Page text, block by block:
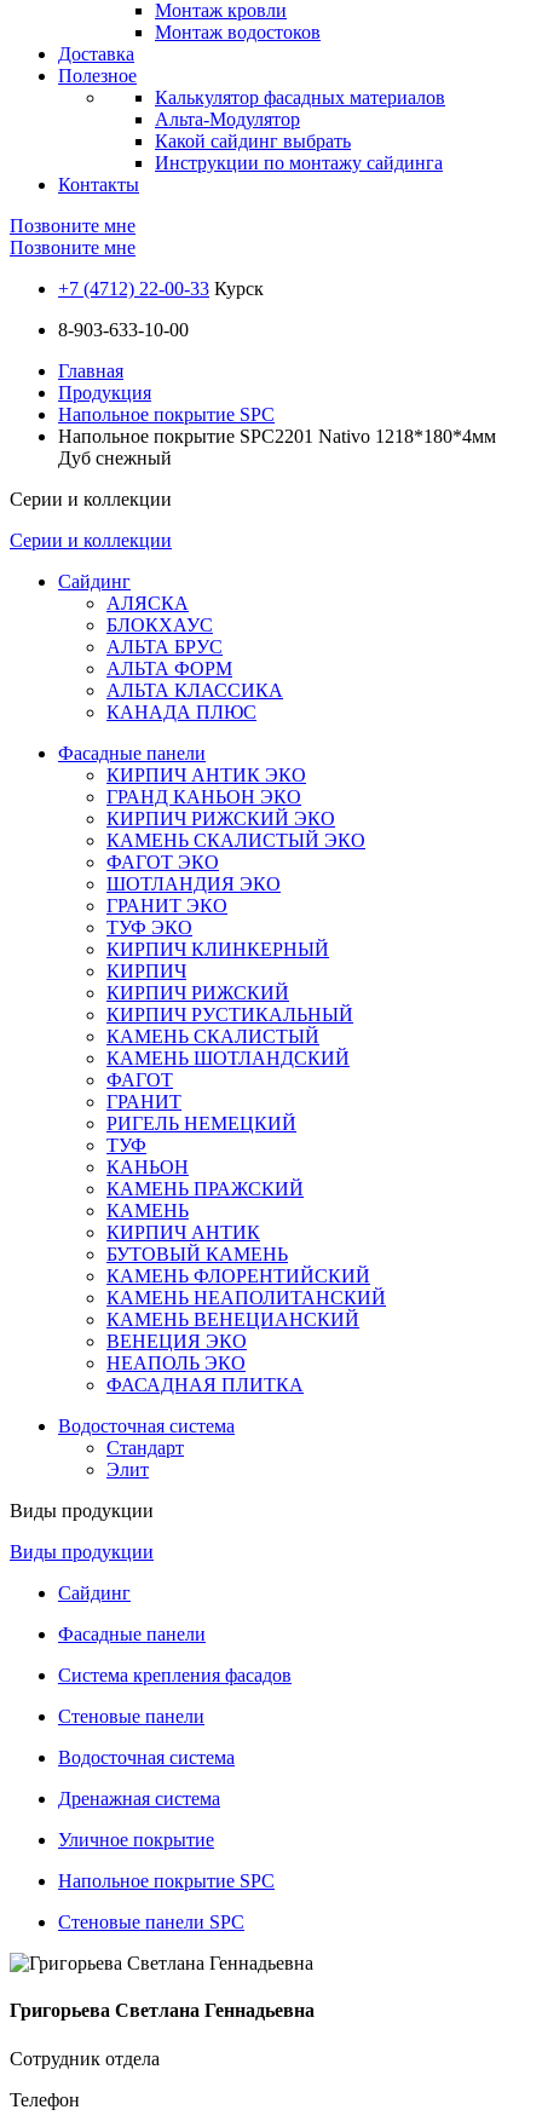
Монтаж кровли
Монтаж водостоков
Доставка
Полезное
Калькулятор фасадных материалов
Альта-Модулятор
Какой сайдинг выбрать
Инструкции по монтажу сайдинга
Контакты
Позвоните мне
Позвоните мне
+7 (4712) 22-00-33 Курск
8-903-633-10-00
Главная
Продукция
Напольное покрытие SPC
Напольное покрытие SPC2201 Nativo 1218*180*4мм
Дуб снежный
Серии и коллекции
Серии и коллекции
Сайдинг
АЛЯСКА
БЛОКХАУС
АЛЬТА БРУС
АЛЬТА ФОРМ
АЛЬТА КЛАССИКА
КАНАДА ПЛЮС
Фасадные панели
КИРПИЧ АНТИК ЭКО
ГРАНД КАНЬОН ЭКО
КИРПИЧ РИЖСКИЙ ЭКО
КАМЕНЬ СКАЛИСТЫЙ ЭКО
ФАГОТ ЭКО
ШОТЛАНДИЯ ЭКО
ГРАНИТ ЭКО
ТУФ ЭКО
КИРПИЧ КЛИНКЕРНЫЙ
КИРПИЧ
КИРПИЧ РИЖСКИЙ
КИРПИЧ РУСТИКАЛЬНЫЙ
КАМЕНЬ СКАЛИСТЫЙ
КАМЕНЬ ШОТЛАНДСКИЙ
ФАГОТ
ГРАНИТ
РИГЕЛЬ НЕМЕЦКИЙ
ТУФ
КАНЬОН
КАМЕНЬ ПРАЖСКИЙ
КАМЕНЬ
КИРПИЧ АНТИК
БУТОВЫЙ КАМЕНЬ
КАМЕНЬ ФЛОРЕНТИЙСКИЙ
КАМЕНЬ НЕАПОЛИТАНСКИЙ
КАМЕНЬ ВЕНЕЦИАНСКИЙ
ВЕНЕЦИЯ ЭКО
НЕАПОЛЬ ЭКО
ФАСАДНАЯ ПЛИТКА
Водосточная система
Стандарт
Элит
Виды продукции
Виды продукции
Сайдинг
Фасадные панели
Система крепления фасадов
Стеновые панели
Водосточная система
Дренажная система
Уличное покрытие
Напольное покрытие SPC
Стеновые панели SPC
Григорьева Светлана Геннадьевна
Сотрудник отдела
Телефон